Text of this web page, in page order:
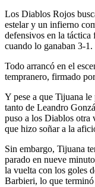
Los Diablos Rojos
estelar y un infierno
defensivos en la táctica
cuando lo ganaban 3-1.
Todo arrancó en el
tempranero, firmado
Y pese a que Tijuana
tanto de Leandro
puso a los Diablos otra
que hizo soñar a la
Sin embargo, Tijuana
parado en nueve
la vuelta con los goles
Barbieri, lo que